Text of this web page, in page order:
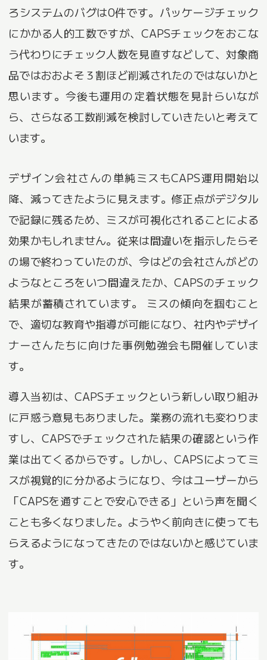
ろシステムのバグは0件です。パッケージチェック
にかかる人的工数ですが、CAPSチェックをおこな
う代わりにチェック人数を見直すなどして、対象商
品ではおおよそ３割ほど削減されたのではないかと
思います。今後も運用の定着状態を見計らいなが
ら、さらなる工数削減を検討していきたいと考えて
います。
デザイン会社さんの単純ミスもCAPS運用開始以
降、減ってきたように見えます。修正点がデジタル
で記録に残るため、ミスが可視化されることによる
効果かもしれません。従来は間違いを指示したらそ
の場で終わっていたのが、今はどの会社さんがどの
ようなところをいつ間違えたか、CAPSのチェック
結果が蓄積されています。 ミスの傾向を掴むこと
で、適切な教育や指導が可能になり、社内やデザイ
ナーさんたちに向けた事例勉強会も開催していま
す。
導入当初は、CAPSチェックという新しい取り組み
に戸惑う意見もありました。業務の流れも変わりま
すし、CAPSでチェックされた結果の確認という作
業は出てくるからです。しかし、CAPSによってミ
スが視覚的に分かるようになり、今はユーザーから
「CAPSを通すことで安心できる」という声を聞く
ことも多くなりました。ようやく前向きに使っても
らえるようになってきたのではないかと感じていま
す。